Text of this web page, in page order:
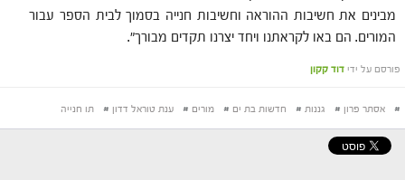
מבינים את חשיבות ההוראה וחשיבות חנייה בסמוך לבית הספר עבור
המורים. הם באו לקראתנו ויחד יצרנו תקדים מבורך".
פורסם על ידי דוד קקון
# אסתר פרון # גננות # חדשות בת ים # מורים # ענת טוראל דדון # תו חנייה